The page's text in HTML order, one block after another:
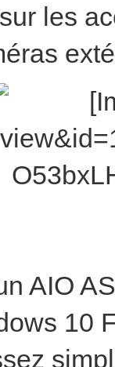
les
AIO
10